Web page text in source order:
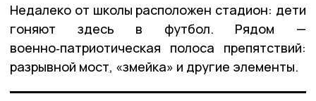
Недалеко от школы расположен стадион: дети
гоняют здесь в футбол. Рядом —
военно‑патриотическая полоса препятствий:
разрывной мост, «змейка» и другие элементы.